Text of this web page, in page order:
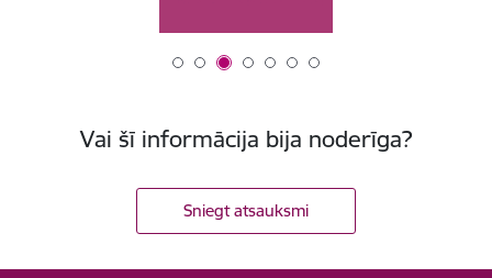
Vai šī informācija bija noderīga?
Sniegt atsauksmi